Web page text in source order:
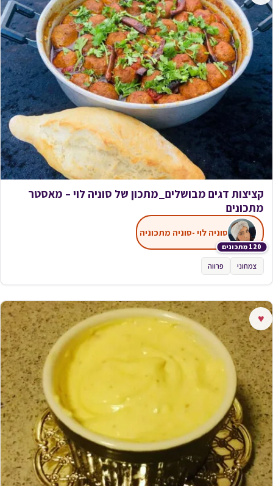
קציצות דגים מבושלים_מתכון של סוניה לוי – מאסטר
מתכונים
120 מתכונים
סוניה לוי -סוניה מתכוניה
צמחוני פרווה
♥